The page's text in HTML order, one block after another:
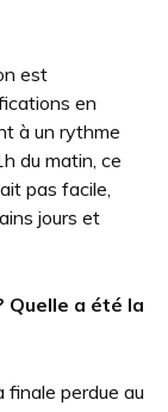
est
en
à un rythme
du matin, ce
pas facile,
jours et
Quelle a été la
finale perdue au